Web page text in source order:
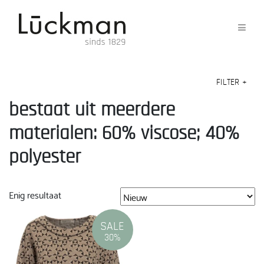
FILTER +
bestaat uit meerdere
materialen: 60% viscose; 40%
polyester
Enig resultaat
SALE
30%